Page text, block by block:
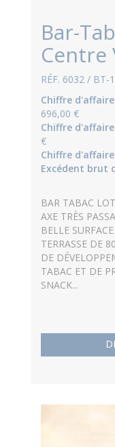
Bar-
Centre
RÉF. 6032 / BT-
Chiffre
696,00 €
Chiffre
€
Chiffre
Excédent brut
BAR TABAC
AXE TRÈS
BELLE
TERRASSE DE
DE
TABAC ET DE
SNACK...